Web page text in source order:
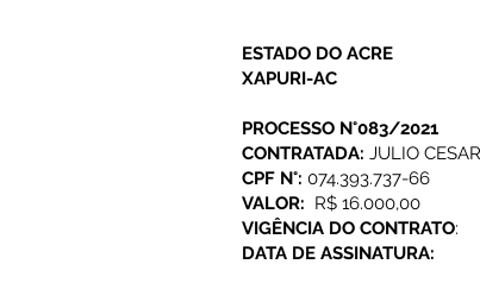
ESTADO DO ACRE
XAPURI-AC
PROCESSO N°083/2021
CONTRATADA: JULIO
CPF N°: 074.393.737-66
VALOR: R$ 16.000,00
VIGÊNCIA DO CONTRATO:
DATA DE ASSINATURA: